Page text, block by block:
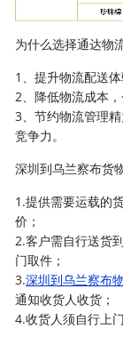
为什么选择通达物
1、提升物流配送
2、降低物流成本
3、节约物流管理
竞争力。
深圳到乌兰察布货
1.提供需要运载的
价；
2.客户需自行送货
门取件；
3.深圳到乌兰察布
通知收货人收货；
4.收货人须自行上